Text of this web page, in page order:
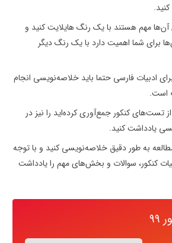
آن‌ها مهم هستند با یک رنگ هایلایت کنید و
برای شما اهمیت دارد با یک رنگ دیگر
ادبیات فارسی حتما باید خلاصه‌نویسی انجام
است.
تست‌های کنکور جمع‌آوری کرده‌اید را نیز در
یادداشت کنید.
به طور دقیق خلاصه‌نویسی کنید و با توجه
کنکور، سوالات و بخش‌های مهم را یادداشت